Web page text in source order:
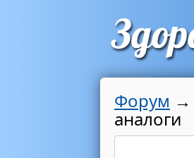
Форум →
аналоги